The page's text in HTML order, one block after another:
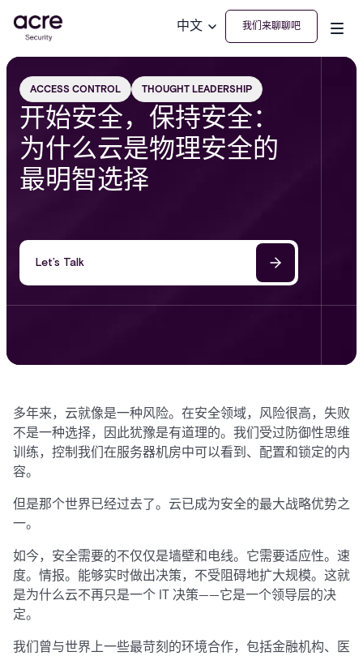
中文 我们来聊聊吧
ACCESS CONTROL THOUGHT LEADERSHIP
开始安全，保持安全：
为什么云是物理安全的
最明智选择
Let’s Talk
多年来，云就像是一种风险。在安全领域，风险很高，失败
不是一种选择，因此犹豫是有道理的。我们受过防御性思维
训练，控制我们在服务器机房中可以看到、配置和锁定的内
容。
但是那个世界已经过去了。云已成为安全的最大战略优势之
一。
如今，安全需要的不仅仅是墙壁和电线。它需要适应性。速
度。情报。能够实时做出决策，不受阻碍地扩大规模。这就
是为什么云不再只是一个 IT 决策——它是一个领导层的决
定。
我们曾与世界上一些最苛刻的环境合作，包括金融机构、医